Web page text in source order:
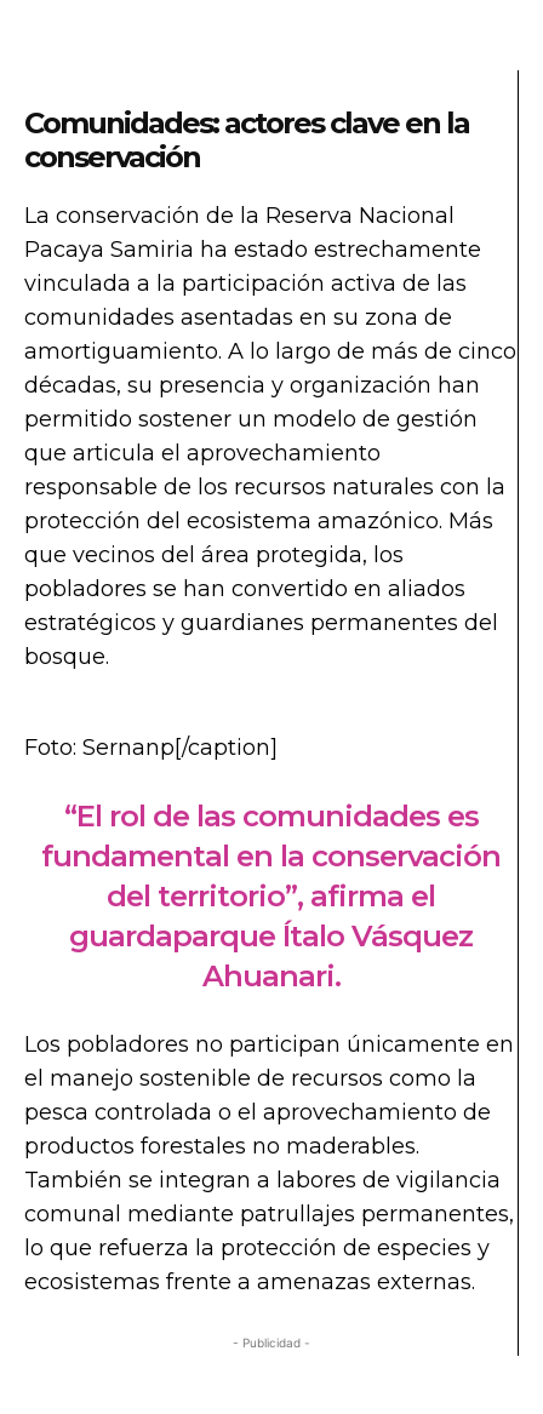
Comunidades: actores clave en la
conservación
La conservación de la Reserva Nacional
Pacaya Samiria ha estado estrechamente
vinculada a la participación activa de las
comunidades asentadas en su zona de
amortiguamiento. A lo largo de más de cinco
décadas, su presencia y organización han
permitido sostener un modelo de gestión
que articula el aprovechamiento
responsable de los recursos naturales con la
protección del ecosistema amazónico. Más
que vecinos del área protegida, los
pobladores se han convertido en aliados
estratégicos y guardianes permanentes del
bosque.
Foto: Sernanp[/caption]
“El rol de las comunidades es
fundamental en la conservación
del territorio”, afirma el
guardaparque Ítalo Vásquez
Ahuanari.
Los pobladores no participan únicamente en
el manejo sostenible de recursos como la
pesca controlada o el aprovechamiento de
productos forestales no maderables.
También se integran a labores de vigilancia
comunal mediante patrullajes permanentes,
lo que refuerza la protección de especies y
ecosistemas frente a amenazas externas.
- Publicidad -